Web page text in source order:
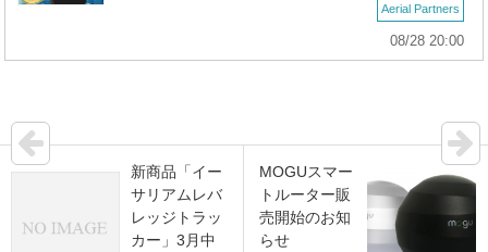
Aerial Partners
08/28 20:00
新商品「イー
サリアムレバ
レッジトラッ
カー」3月中
MOGUスマー
トルーター販
売開始のお知
らせ